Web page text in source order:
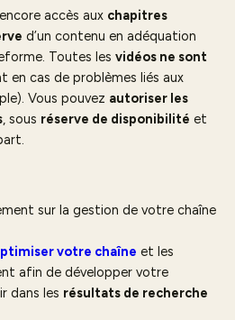
accès aux chapitres
d’un contenu en adéquation
Toutes les vidéos ne sont
en cas de problèmes liés aux
Vous pouvez autoriser les
, sous réserve de disponibilité et
sur la gestion de votre chaîne
votre chaîne et les
afin de développer votre
dans les résultats de recherche